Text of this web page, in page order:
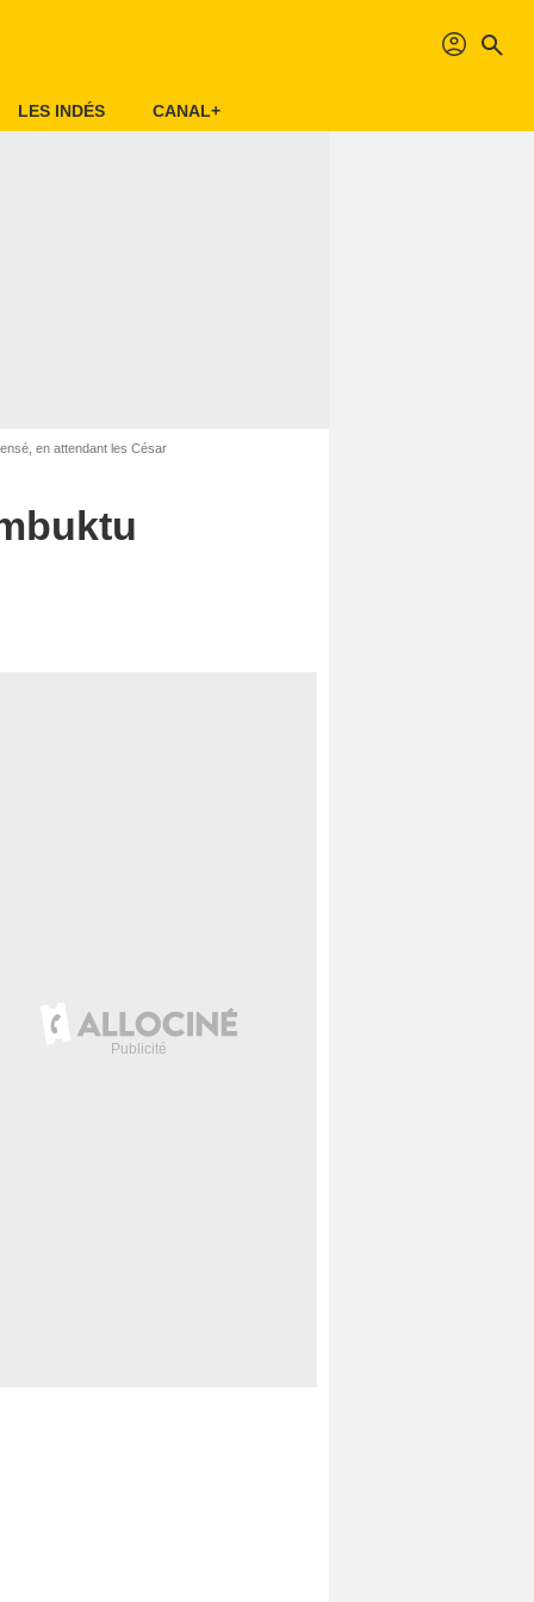
profil search
LES INDÉS CANAL+
en attendant les César